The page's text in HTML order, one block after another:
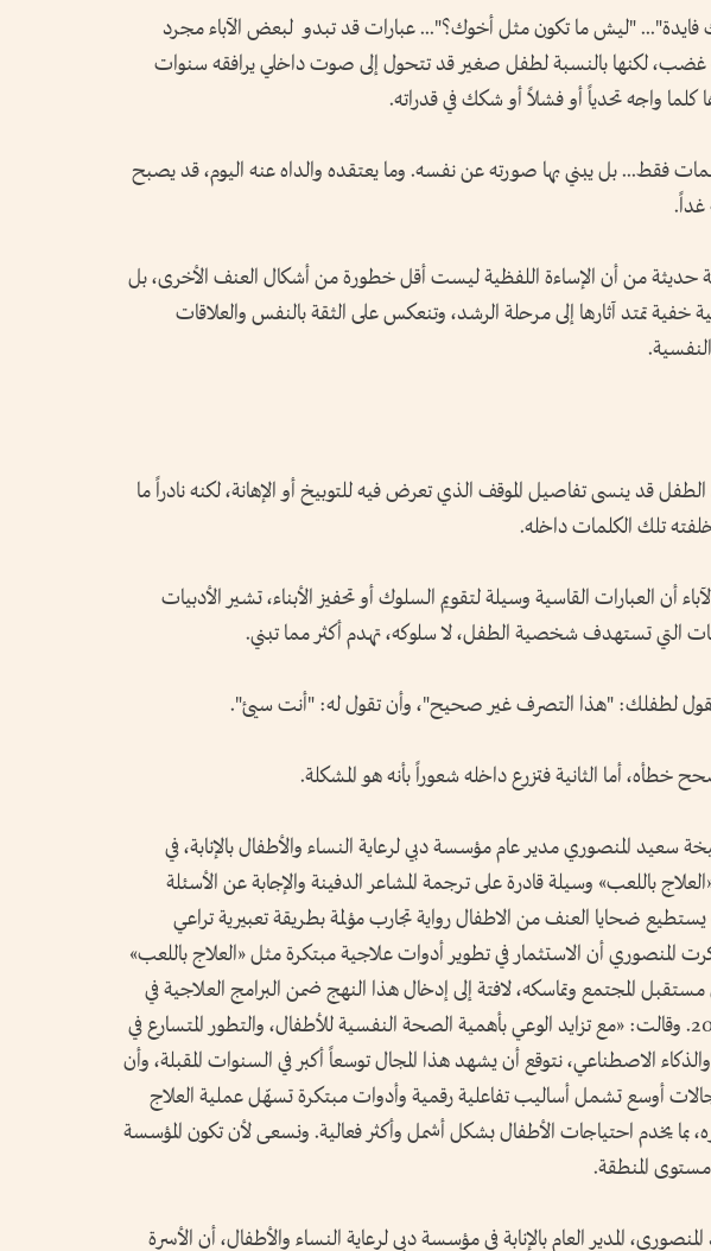
"ليش ما تكون مثل أخوك؟"... عبارات قد تبدو لبعض الآباء مجرد
غضب، لكنها بالنسبة لطفل صغير قد تتحول إلى صوت داخلي يرافقه سنوات
كلما واجه تحدياً أو فشلاً أو شكك في قدراته.
فقط... بل يبني بها صورته عن نفسه. وما يعتقده والداه عنه اليوم، قد يصبح
حديثة من أن الإساءة اللفظية ليست أقل خطورة من أشكال العنف الأخرى، بل
تمتد آثارها إلى مرحلة الرشد، وتنعكس على الثقة بالنفس والعلاقات
الطفل قد ينسى تفاصيل الموقف الذي تعرض فيه للتوبيخ أو الإهانة، لكنه نادراً ما
تلك الكلمات داخله.
أن العبارات القاسية وسيلة لتقويم السلوك أو تحفيز الأبناء، تشير الأدبيات
التي تستهدف شخصية الطفل، لا سلوكه، تهدم أكثر مما تبني.
تقول لطفلك: "هذا التصرف غير صحيح"، وأن تقول له: "أنت سيئ".
خطأه، أما الثانية فتزرع داخله شعوراً بأنه هو المشكلة.
المنصوري مدير عام مؤسسة دبي لرعاية النساء والأطفال بالإنابة، في
باللعب» وسيلة قادرة على ترجمة المشاعر الدفينة والإجابة عن الأسئلة
ضحايا العنف من الاطفال رواية تجارب مؤلمة بطريقة تعبيرية تراعي
المنصوري أن الاستثمار في تطوير أدوات علاجية مبتكرة مثل «العلاج باللعب»
المجتمع وتماسكه، لافتة إلى إدخال هذا النهج ضمن البرامج العلاجية في
المؤسسة منذ عام 2010. وقالت: «مع تزايد الوعي بأهمية الصحة النفسية للأطفال، والتطور المتسارع في
الاصطناعي، نتوقع أن يشهد هذا المجال توسعاً أكبر في السنوات المقبلة، وأن
أوسع تشمل أساليب تفاعلية رقمية وأدوات مبتكرة تسهّل عملية العلاج
بما يخدم احتياجات الأطفال بشكل أشمل وأكثر فعالية. ونسعى لأن تكون المؤسسة
المنطقة.
المدير العام بالإنابة في مؤسسة دبي لرعاية النساء والأطفال، أن الأسرة